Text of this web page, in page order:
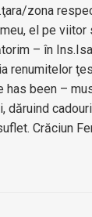
zona
el pe viitor
– în
renumitelor
has been –
dăruind
Crăciun